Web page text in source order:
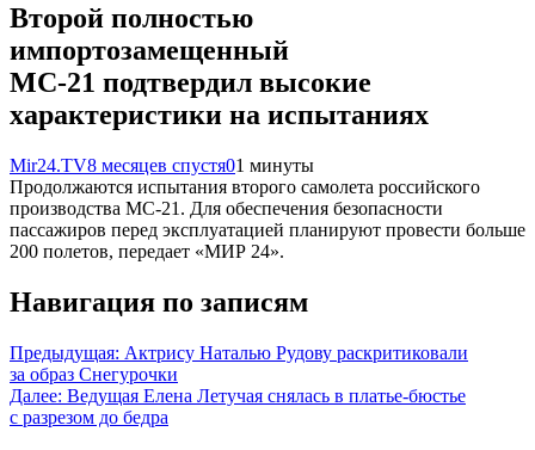
Второй полностью
импортозамещенный
МС-21 подтвердил высокие
характеристики на испытаниях
Mir24.TV8 месяцев спустя01 минуты
Продолжаются испытания второго самолета российского
производства МС-21. Для обеспечения безопасности
пассажиров перед эксплуатацией планируют провести больше
200 полетов, передает «МИР 24».
Навигация по записям
Предыдущая: Актрису Наталью Рудову раскритиковали
за образ Снегурочки
Далее: Ведущая Елена Летучая снялась в платье-бюстье
с разрезом до бедра